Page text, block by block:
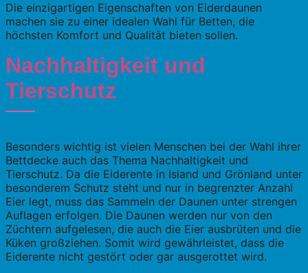
Die einzigartigen Eigenschaften von Eiderdaunen
machen sie zu einer idealen Wahl für Betten, die
höchsten Komfort und Qualität bieten sollen.
Nachhaltigkeit und
Tierschutz
Besonders wichtig ist vielen Menschen bei der Wahl ihrer
Bettdecke auch das Thema Nachhaltigkeit und
Tierschutz. Da die Eiderente in Island und Grönland unter
besonderem Schutz steht und nur in begrenzter Anzahl
Eier legt, muss das Sammeln der Daunen unter strengen
Auflagen erfolgen. Die Daunen werden nur von den
Züchtern aufgelesen, die auch die Eier ausbrüten und die
Küken großziehen. Somit wird gewährleistet, dass die
Eiderente nicht gestört oder gar ausgerottet wird.